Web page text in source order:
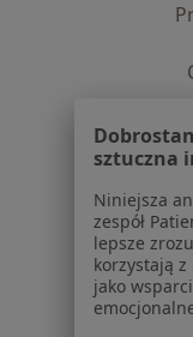
sztuczna
Niniejsza
zespół
lepsze
korzystają
jako